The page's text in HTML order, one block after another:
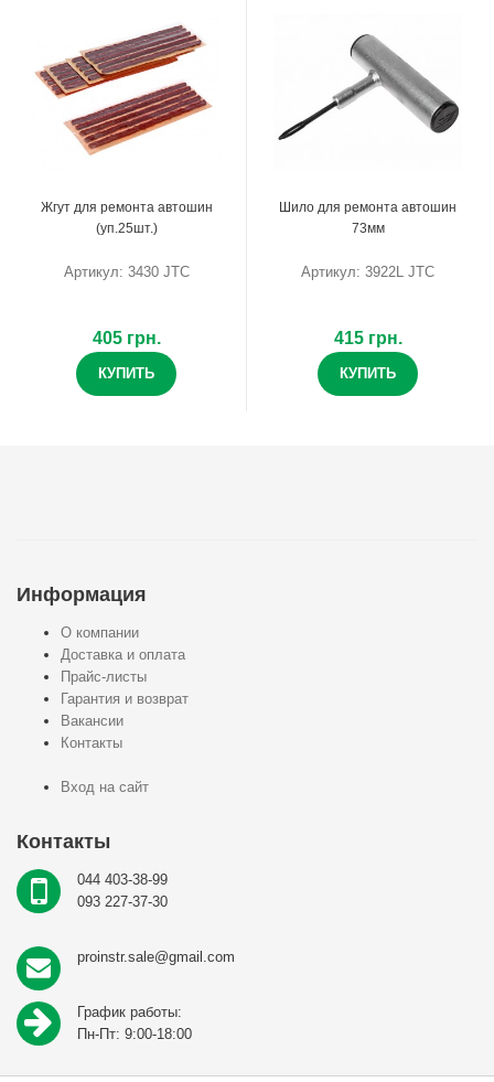
Жгут для ремонта автошин
(уп.25шт.)
Артикул: 3430 JTC
405 грн.
КУПИТЬ
Шило для ремонта автошин
73мм
Артикул: 3922L JTC
415 грн.
КУПИТЬ
Информация
О компании
Доставка и оплата
Прайс-листы
Гарантия и возврат
Вакансии
Контакты
Вход на сайт
Контакты
044 403-38-99
093 227-37-30
proinstr.sale@gmail.com
График работы:
Пн-Пт: 9:00-18:00